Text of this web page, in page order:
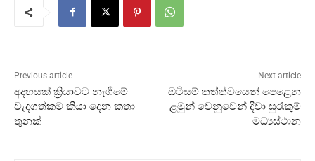
Previous article
අදහසක් ක්‍රියාවට නැගීමේ
වැදගත්කම කියා දෙන කතා
තුනක්
Next article
ඔටිසම් තත්ත්වයෙන් පෙළෙන
ළමුන් වෙනුවෙන් දිවා සුරැකුම්
මධ්‍යස්ථාන